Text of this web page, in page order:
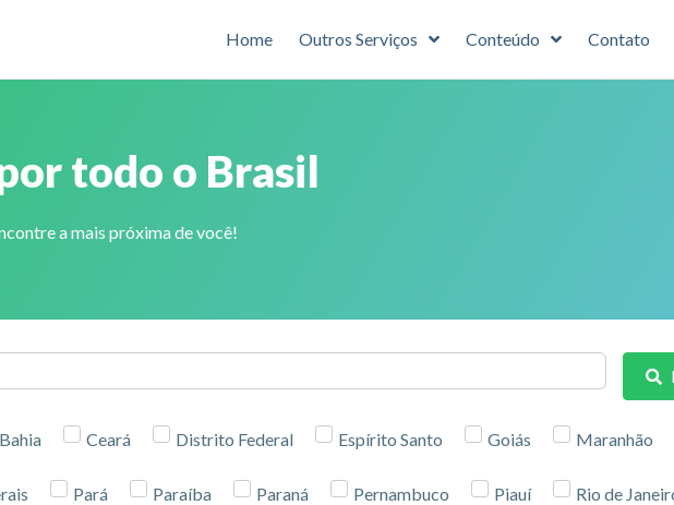
Home Outros Serviços Conteúdo Contato
todo o Brasil
a mais próxima de você!
Bahia Ceará Distrito Federal Espírito Santo Goiás Maranhão
Pará Paraíba Paraná Pernambuco Piauí Rio de